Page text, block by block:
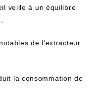
veille à un équilibre
de l’extracteur
la consommation de